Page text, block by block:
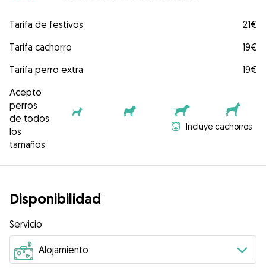
Tarifa de festivos
21€
Tarifa cachorro
19€
Tarifa perro extra
19€
Acepto
perros
de todos
los
tamaños
Incluye cachorros
Disponibilidad
Servicio